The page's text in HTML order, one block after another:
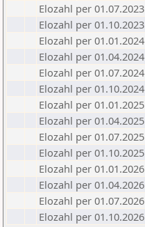
Elozahl per 01.07.2023
Elozahl per 01.10.2023
Elozahl per 01.01.2024
Elozahl per 01.04.2024
Elozahl per 01.07.2024
Elozahl per 01.10.2024
Elozahl per 01.01.2025
Elozahl per 01.04.2025
Elozahl per 01.07.2025
Elozahl per 01.10.2025
Elozahl per 01.01.2026
Elozahl per 01.04.2026
Elozahl per 01.07.2026
Elozahl per 01.10.2026